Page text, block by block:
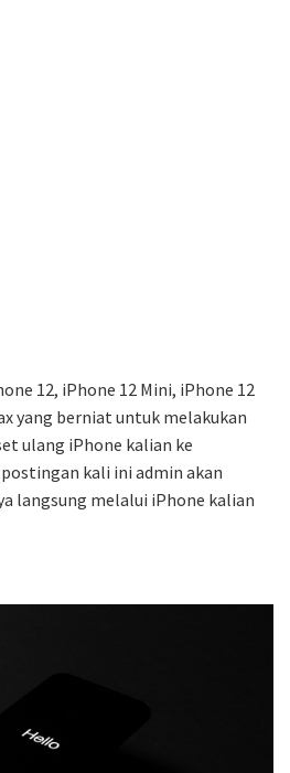
12, iPhone 12 Mini, iPhone 12
yang berniat untuk melakukan
ulang iPhone kalian ke
kali ini admin akan
langsung melalui iPhone kalian